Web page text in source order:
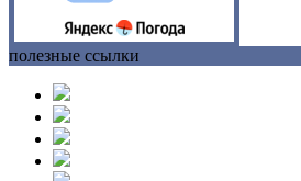
полезные ссылки